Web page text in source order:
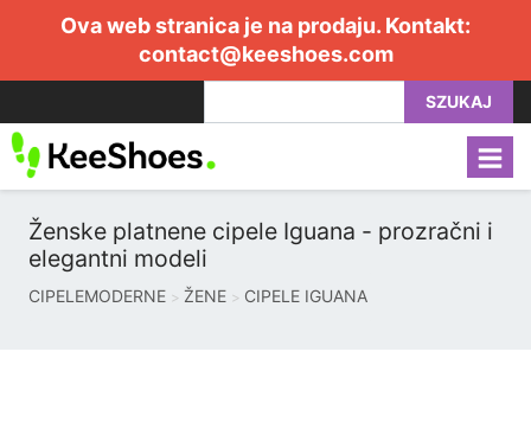
Ova web stranica je na prodaju. Kontakt:
contact@keeshoes.com
SZUKAJ
Ženske platnene cipele Iguana - prozračni i
elegantni modeli
CIPELEMODERNE ŽENE CIPELE IGUANA